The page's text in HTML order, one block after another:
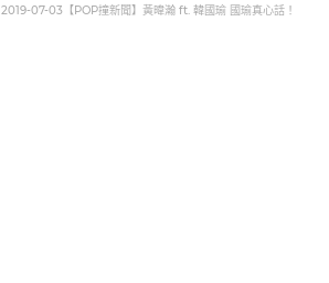
2019-07-03【POP撞新聞】黃暐瀚 ft. 韓國瑜 國瑜真心話！